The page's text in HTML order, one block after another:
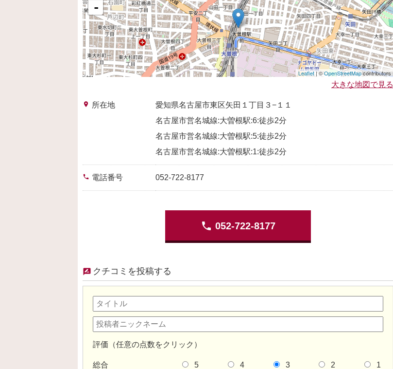
-
Leaflet| ©OpenStreetMapcontributors
大きな地図で見る
place 所在地
愛知県名古屋市東区矢田１丁目３−１１
名古屋市営名城線:大曽根駅:6:徒歩2分
名古屋市営名城線:大曽根駅:5:徒歩2分
名古屋市営名城線:大曽根駅:1:徒歩2分
phone 電話番号 052-722-8177
phone 052-722-8177
クチコミを投稿する
評価（任意の点数をクリック）
総合 5 4 3 2 1